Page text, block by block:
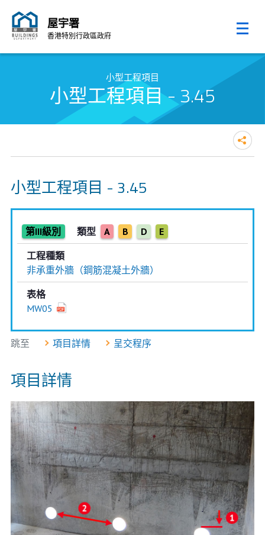
屋宇署
香港特別行政區政府
小型工程項目
小型工程項目 - 3.45
小型工程項目 - 3.45
第III級別 類型 A B D E
工程種類
非承重外牆（鋼筋混凝土外牆）
表格
MW05
跳至 項目詳情 呈交程序
項目詳情